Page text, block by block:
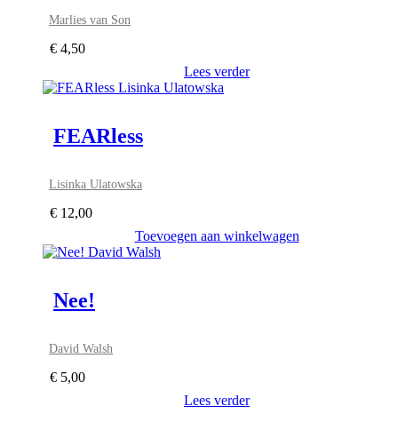
Marlies van Son
€ 4,50
Lees verder
FEARless
Lisinka Ulatowska
€ 12,00
Toevoegen aan winkelwagen
Nee!
David Walsh
€ 5,00
Lees verder